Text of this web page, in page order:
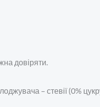
довіряти.
– стевії (0%